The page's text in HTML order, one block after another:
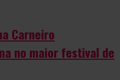
Carneiro
no maior festival de